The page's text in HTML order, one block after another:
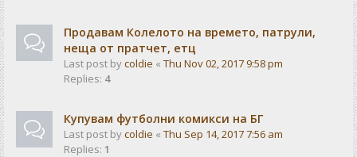
Продавам Колелото на времето, патрули,
неща от пратчет, етц
Last post bycoldie « Thu Nov 02, 2017 9:58 pm
Replies: 4
Купувам футболни комикси на БГ
Last post bycoldie « Thu Sep 14, 2017 7:56 am
Replies: 1